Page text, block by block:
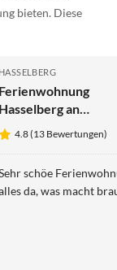
bieten. Diese
HASSELBERG
Ferienwohnung
Hasselberg an
Ostsee und Schlei
4.8 (13 Bewertungen)
schöe
da, was macht